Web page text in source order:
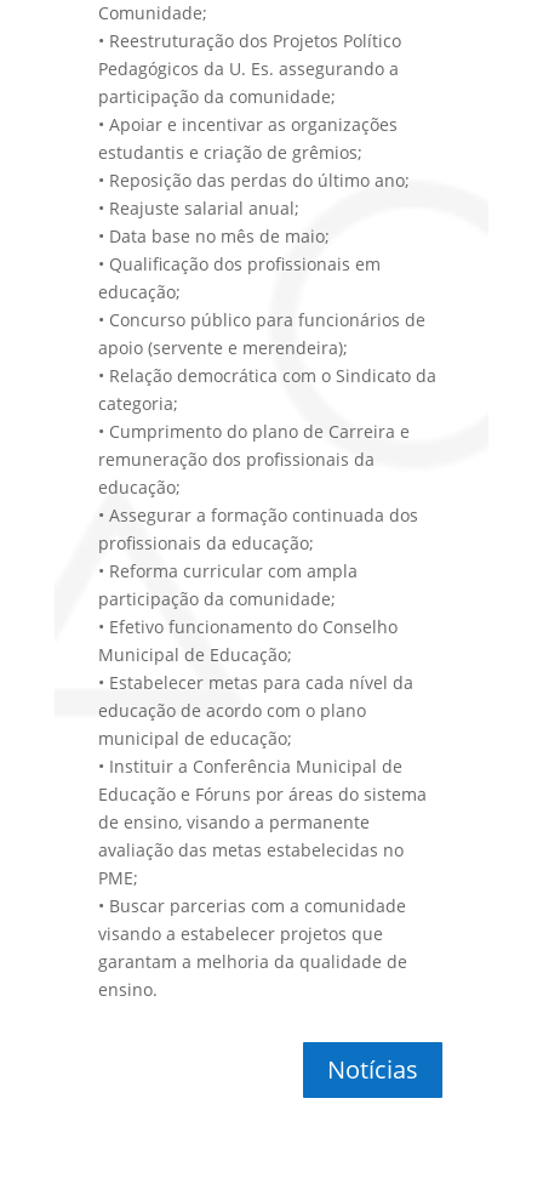
Comunidade;
• Reestruturação dos Projetos Político
Pedagógicos da U. Es. assegurando a
participação da comunidade;
• Apoiar e incentivar as organizações
estudantis e criação de grêmios;
• Reposição das perdas do último ano;
• Reajuste salarial anual;
• Data base no mês de maio;
• Qualificação dos profissionais em
educação;
• Concurso público para funcionários de
apoio (servente e merendeira);
• Relação democrática com o Sindicato da
categoria;
• Cumprimento do plano de Carreira e
remuneração dos profissionais da
educação;
• Assegurar a formação continuada dos
profissionais da educação;
• Reforma curricular com ampla
participação da comunidade;
• Efetivo funcionamento do Conselho
Municipal de Educação;
• Estabelecer metas para cada nível da
educação de acordo com o plano
municipal de educação;
• Instituir a Conferência Municipal de
Educação e Fóruns por áreas do sistema
de ensino, visando a permanente
avaliação das metas estabelecidas no
PME;
• Buscar parcerias com a comunidade
visando a estabelecer projetos que
garantam a melhoria da qualidade de
ensino.
Notícias